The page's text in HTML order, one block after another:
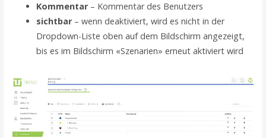
Kommentar– Kommentar des Benutzers
sichtbar– wenn deaktiviert, wird es nicht in der
Dropdown-Liste oben auf dem Bildschirm angezeigt,
bis es im Bildschirm «Szenarien» erneut aktiviert wird